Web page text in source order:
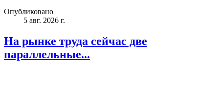
Опубликовано
5 авг. 2026 г.
На рынке труда сейчас две
параллельные...